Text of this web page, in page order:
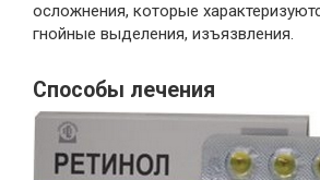
осложнения, которые
гнойные выделения, изъязвления.
Способы лечения